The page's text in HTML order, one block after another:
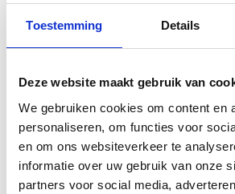
Toestemming Details
Deze website maakt gebruik van
We gebruiken cookies om content en
personaliseren, om functies voor
en om ons websiteverkeer te
informatie over uw gebruik van onze
partners voor social media,
Gerelateerde